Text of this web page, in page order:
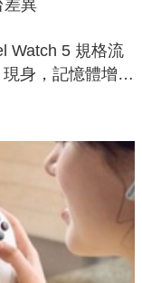
差異
Watch 5 規格流
身，記憶體增強